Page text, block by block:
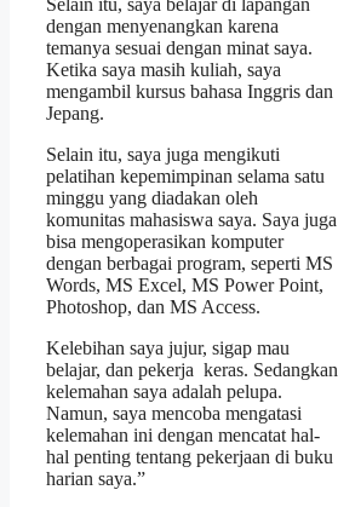
Selain itu, saya belajar di lapangan
dengan menyenangkan karena
temanya sesuai dengan minat saya.
Ketika saya masih kuliah, saya
mengambil kursus bahasa Inggris dan
Jepang.
Selain itu, saya juga mengikuti
pelatihan kepemimpinan selama satu
minggu yang diadakan oleh
komunitas mahasiswa saya. Saya juga
bisa mengoperasikan komputer
dengan berbagai program, seperti MS
Words, MS Excel, MS Power Point,
Photoshop, dan MS Access.
Kelebihan saya jujur, sigap mau
belajar, dan pekerja keras. Sedangkan
kelemahan saya adalah pelupa.
Namun, saya mencoba mengatasi
kelemahan ini dengan mencatat hal-
hal penting tentang pekerjaan di buku
harian saya.”